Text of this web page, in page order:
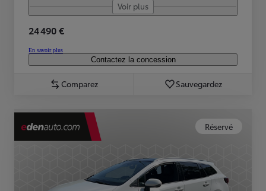
Voir plus
24 490 €
En savoir plus
Contactez la concession
Comparez Sauvegardez
Réservé